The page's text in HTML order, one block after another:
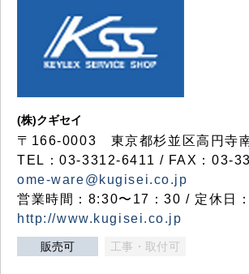
(株)クギセイ
〒166-0003 東京都杉並区高円寺
TEL：03-3312-6411 / FAX：03-
ome-ware@kugisei.co.jp
営業時間：8:30〜17：30 / 定休日
http://www.kugisei.co.jp
販売可 工事・取付可